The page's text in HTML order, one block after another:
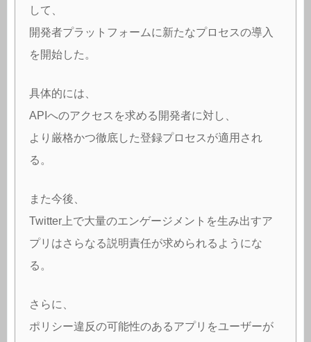
して、
開発者プラットフォームに新たなプロセスの導入
を開始した。
具体的には、
APIへのアクセスを求める開発者に対し、
より厳格かつ徹底した登録プロセスが適用され
る。
また今後、
Twitter上で大量のエンゲージメントを生み出すア
プリはさらなる説明責任が求められるようにな
る。
さらに、
ポリシー違反の可能性のあるアプリをユーザーが